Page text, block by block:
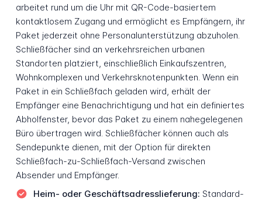
arbeitet rund um die Uhr mit QR-Code-basiertem
kontaktlosem Zugang und ermöglicht es Empfängern, ihr
Paket jederzeit ohne Personalunterstützung abzuholen.
Schließfächer sind an verkehrsreichen urbanen
Standorten platziert, einschließlich Einkaufszentren,
Wohnkomplexen und Verkehrsknotenpunkten. Wenn ein
Paket in ein Schließfach geladen wird, erhält der
Empfänger eine Benachrichtigung und hat ein definiertes
Abholfenster, bevor das Paket zu einem nahegelegenen
Büro übertragen wird. Schließfächer können auch als
Sendepunkte dienen, mit der Option für direkten
Schließfach-zu-Schließfach-Versand zwischen
Absender und Empfänger.
Heim- oder Geschäftsadresslieferung: Standard-